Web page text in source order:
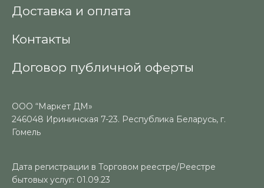
Доставка и оплата
Контакты
Договор публичной оферты
ООО “Маркет ДМ»
246048 Ирининская 7-23. Республика Беларусь, г.
Гомель
Дата регистрации в Торговом реестре/Реестре
бытовых услуг: 01.09.23